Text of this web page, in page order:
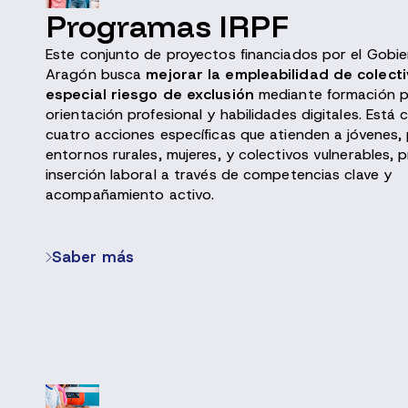
Programas IRPF
Este conjunto de proyectos financiados por el
Aragón busca mejorar la empleabilidad de
especial riesgo de exclusión mediante formación
orientación profesional y habilidades digitales. Está
cuatro acciones específicas que atienden a jóvenes,
entornos rurales, mujeres, y colectivos vulnerables,
inserción laboral a través de competencias clave y
acompañamiento activo.
Saber más